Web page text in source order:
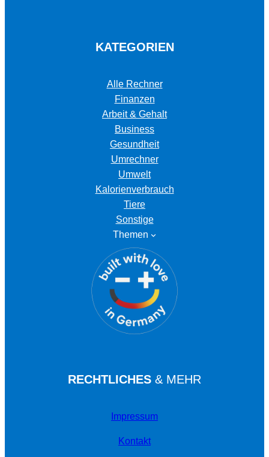
KATEGORIEN
Alle Rechner
Finanzen
Arbeit & Gehalt
Business
Gesundheit
Umrechner
Umwelt
Kalorienverbrauch
Tiere
Sonstige
Themen
RECHTLICHES & MEHR
Impressum
Kontakt